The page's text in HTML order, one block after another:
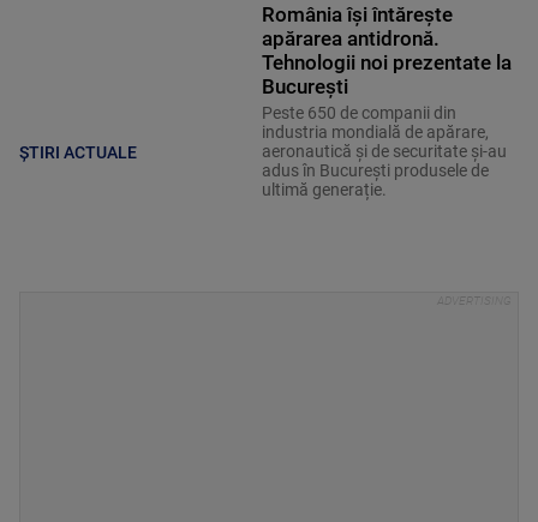
ȘTIRI ACTUALE
România își întărește
apărarea antidronă.
Tehnologii noi prezentate la
București
Peste 650 de companii din
industria mondială de apărare,
aeronautică și de securitate și-au
adus în București produsele de
ultimă generație.